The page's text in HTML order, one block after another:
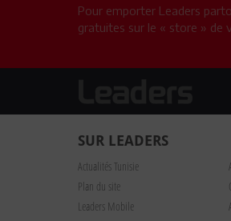
Pour emporter Leaders
gratuites sur le « store » de
SUR LEADERS
Actualités Tunisie
Plan du site
Leaders Mobile